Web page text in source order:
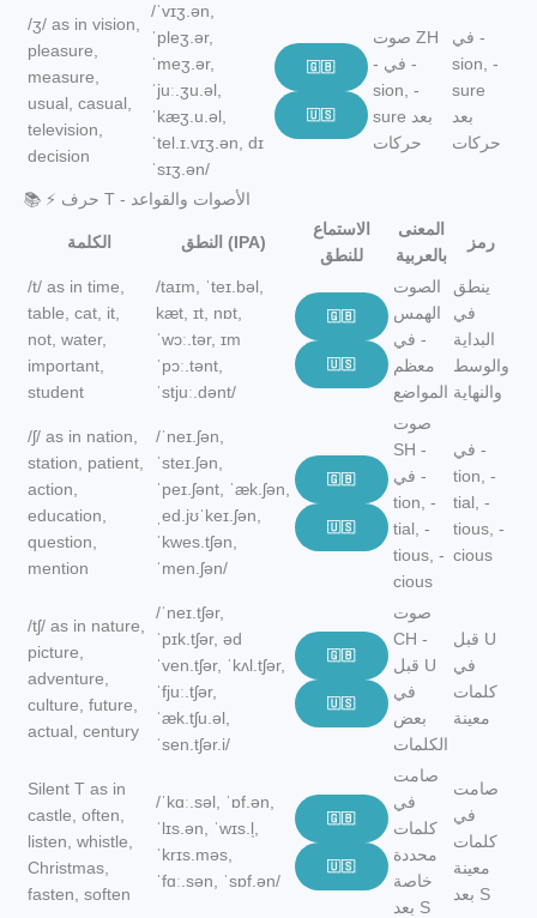
/ʒ/ as in vision,
pleasure,
measure,
usual, casual,
television,
decision
/ˈvɪʒ.ən,
ˈpleʒ.ər,
ˈmeʒ.ər,
ˈjuː.ʒu.əl,
ˈkæʒ.u.əl,
ˈtel.ɪ.vɪʒ.ən, dɪ
ˈsɪʒ.ən/
🇬🇧
🇺🇸
صوت ZH
- في -
sion, -
sure بعد
حركات
في -
sion, -
sure
بعد
حركات
📚 ⚡ حرف T - الأصوات والقواعد
الكلمة النطق (IPA)
الاستماع
للنطق
المعنى
بالعربية
رمز
/t/ as in time,
table, cat, it,
not, water,
important,
student
/taɪm, ˈteɪ.bəl,
kæt, ɪt, nɒt,
ˈwɔː.tər, ɪm
ˈpɔː.tənt,
ˈstjuː.dənt/
🇬🇧
🇺🇸
الصوت
الهمس
- في
معظم
المواضع
ينطق
في
البداية
والوسط
والنهاية
/ʃ/ as in nation,
station, patient,
action,
education,
question,
mention
/ˈneɪ.ʃən,
ˈsteɪ.ʃən,
ˈpeɪ.ʃənt, ˈæk.ʃən,
ˌed.jʊˈkeɪ.ʃən,
ˈkwes.tʃən,
ˈmen.ʃən/
🇬🇧
🇺🇸
صوت
SH -
في -
tion, -
tial, -
tious, -
cious
في -
tion, -
tial, -
tious, -
cious
/tʃ/ as in nature,
picture,
adventure,
culture, future,
actual, century
/ˈneɪ.tʃər,
ˈpɪk.tʃər, əd
ˈven.tʃər, ˈkʌl.tʃər,
ˈfjuː.tʃər,
ˈæk.tʃu.əl,
ˈsen.tʃər.i/
🇬🇧
🇺🇸
صوت
CH -
قبل U
في
بعض
الكلمات
قبل U
في
كلمات
معينة
Silent T as in
castle, often,
listen, whistle,
Christmas,
fasten, soften
/ˈkɑː.səl, ˈɒf.ən,
ˈlɪs.ən, ˈwɪs.l̩,
ˈkrɪs.məs,
ˈfɑː.sən, ˈsɒf.ən/
🇬🇧
🇺🇸
صامت
في
كلمات
محددة
خاصة
بعد S
صامت
في
كلمات
معينة
بعد S